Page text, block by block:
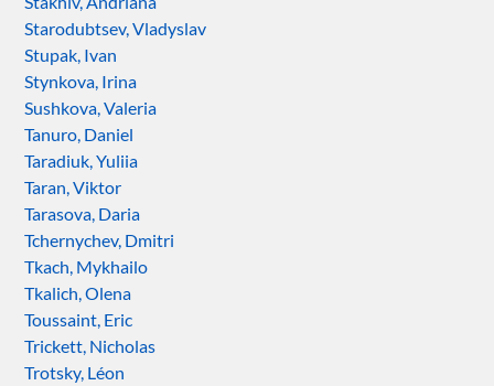
Starodubtsev, Vladyslav
Stupak, Ivan
Stynkova, Irina
Sushkova, Valeria
Tanuro, Daniel
Taradiuk, Yuliia
Taran, Viktor
Tarasova, Daria
Tchernychev, Dmitri
Tkach, Mykhailo
Tkalich, Olena
Toussaint, Eric
Trickett, Nicholas
Trotsky, Léon